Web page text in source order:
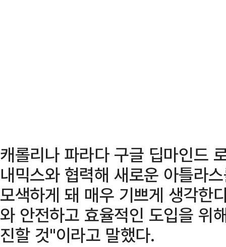
캐롤리나 파라다 구글 딥마인드
내믹스와 협력해 새로운 아틀라
모색하게 돼 매우 기쁘게 생각한
와 안전하고 효율적인 도입을 위
진할 것"이라고 말했다.